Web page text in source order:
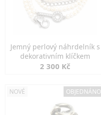
Jemný perlový náhrdelník s
dekorativním klíčkem
2 300 Kč
NOVÉ OBJEDNÁNO